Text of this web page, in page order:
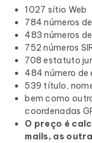
1027 sítio Web
784 números
483 números
752 números
708 estatuto
484 número de
539 título,
bem como
coordenadas
O preço é
mails, as